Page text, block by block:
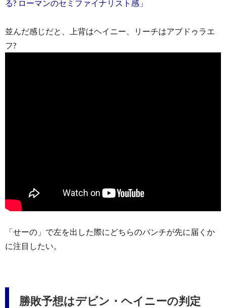
る? ローマンのセミファイナリスト感」
並んだ感じだと、上背はヘイニー、リーチはアブドゥラエ
フ?
「せーの」で左を出した際にどちらのパンチが先に届くか
に注目したい。
勝敗予想はデビン・ヘイニーの判定